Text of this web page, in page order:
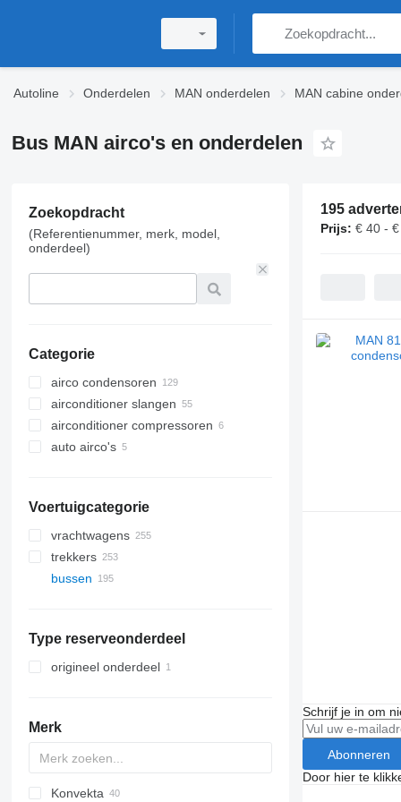
Autoline Onderdelen MAN onderdelen MAN cabine
Bus MAN airco's en onderdelen
Zoekopdracht
(Referentienummer, merk, model,
onderdeel)
Categorie
airco condensoren
airconditioner slangen
airconditioner compressoren
auto airco's
Voertuigcategorie
vrachtwagens
trekkers
bussen
Type reserveonderdeel
origineel onderdeel
Merk
Crossway
Crossway
Konvekta
195
Prijs: € 40 -
Schrijf je in om
Abonneren
Door hier te